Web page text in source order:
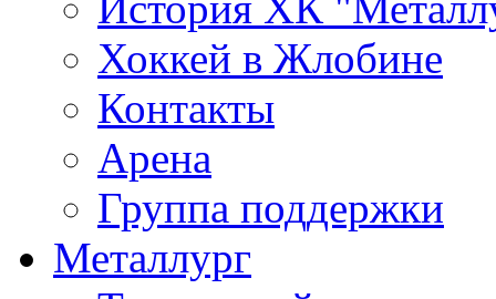
Хоккей в Жлобине
Контакты
Арена
Группа поддержки
Металлург